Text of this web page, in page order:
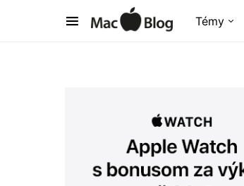
Témy